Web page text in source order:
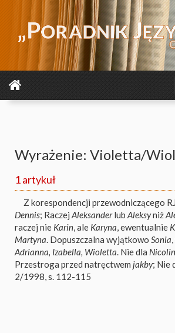
Wyrażenie: Violetta/
1 artykuł
Z korespondencji przewodniczącego
Dennis; Raczej Aleksanderlub Aleksyniż
raczej nie Karin, ale Karyna, ewentualnie
Martyna. Dopuszczalna wyjątkowo Sonia
Adrianna, Izabella, Wioletta. Nie dla
Przestroga przed natręctwem jakby; Nie
2/1998, s. 112-115